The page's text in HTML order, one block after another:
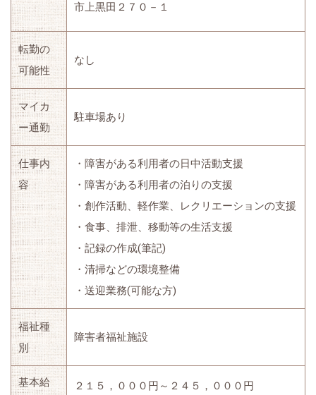
市上黒田２７０－１
転勤の
可能性
なし
マイカ
ー通勤
駐車場あり
仕事内
容
・障害がある利用者の日中活動支援
・障害がある利用者の泊りの支援
・創作活動、軽作業、レクリエーションの支援
・食事、排泄、移動等の生活支援
・記録の作成(筆記)
・清掃などの環境整備
・送迎業務(可能な方)
福祉種
別
障害者福祉施設
基本給 ２１５，０００円～２４５，０００円